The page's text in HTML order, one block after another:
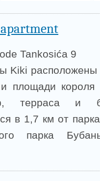
Tankosića 9
Kiki
площади короля
терраса и
в 1,7 км от
парка